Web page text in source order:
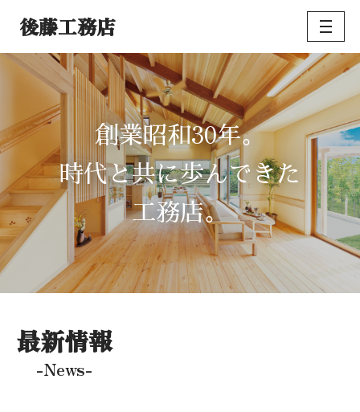
ン
ツ
へ
キ
ッ
プ
後藤工務店
創業昭和30年。
時代と共に歩んできた
工務店。
最新情報
-News-